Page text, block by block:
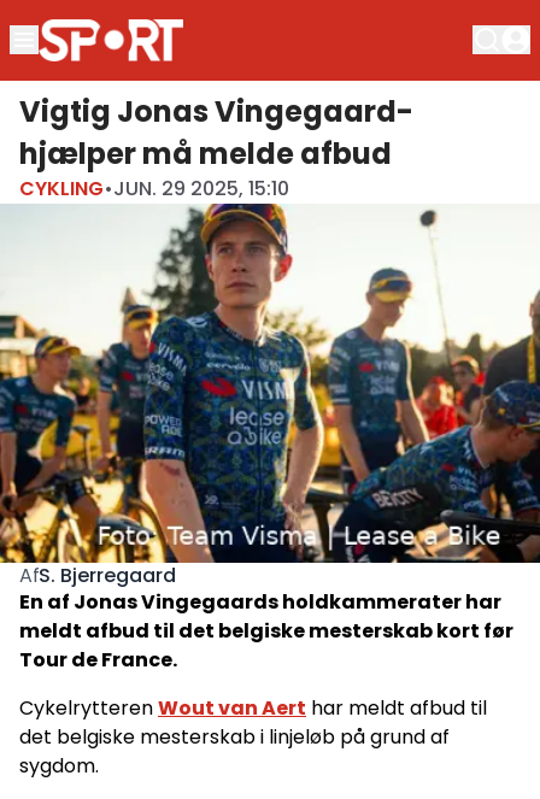
Vigtig Jonas Vingegaard-
hjælper må melde afbud
CYKLING•JUN. 29 2025, 15:10
AfS. Bjerregaard
En af Jonas Vingegaards holdkammerater har
meldt afbud til det belgiske mesterskab kort før
Tour de France.
CykelrytterenWout van Aert har meldt afbud til
det belgiske mesterskab i linjeløb på grund af
sygdom.